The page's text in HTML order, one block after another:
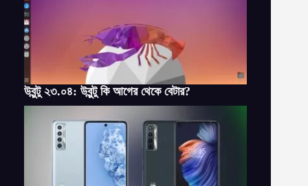
উবুন্টু ২৩.০৪: উবুন্টু কি আগের থেকে বেটার?